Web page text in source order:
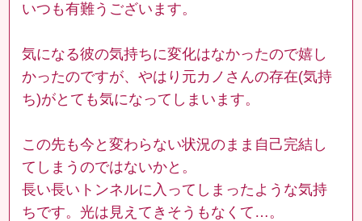
いつも有難うございます。
気になる彼の気持ちに変化はなかったので嬉し
かったのですが、やはり元カノさんの存在(気持
ち)がとても気になってしまいます。
この先も今と変わらない状況のまま自己完結し
てしまうのではないかと。
長い長いトンネルに入ってしまったような気持
ちです。光は見えてきそうもなくて…。